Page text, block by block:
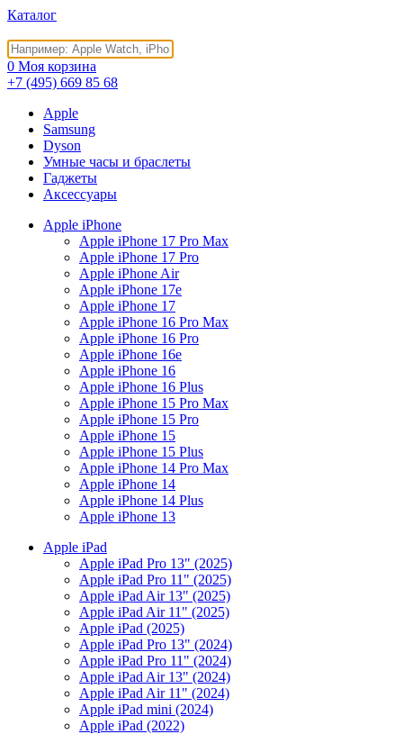
Каталог
0 Моя корзина
+7 (495) 669 85 68
Apple
Samsung
Dyson
Умные часы и браслеты
Гаджеты
Аксессуары
Apple iPhone
Apple iPhone 17 Pro Max
Apple iPhone 17 Pro
Apple iPhone Air
Apple iPhone 17e
Apple iPhone 17
Apple iPhone 16 Pro Max
Apple iPhone 16 Pro
Apple iPhone 16e
Apple iPhone 16
Apple iPhone 16 Plus
Apple iPhone 15 Pro Max
Apple iPhone 15 Pro
Apple iPhone 15
Apple iPhone 15 Plus
Apple iPhone 14 Pro Max
Apple iPhone 14
Apple iPhone 14 Plus
Apple iPhone 13
Apple iPad
Apple iPad Pro 13" (2025)
Apple iPad Pro 11" (2025)
Apple iPad Air 13" (2025)
Apple iPad Air 11" (2025)
Apple iPad (2025)
Apple iPad Pro 13" (2024)
Apple iPad Pro 11" (2024)
Apple iPad Air 13" (2024)
Apple iPad Air 11" (2024)
Apple iPad mini (2024)
Apple iPad (2022)